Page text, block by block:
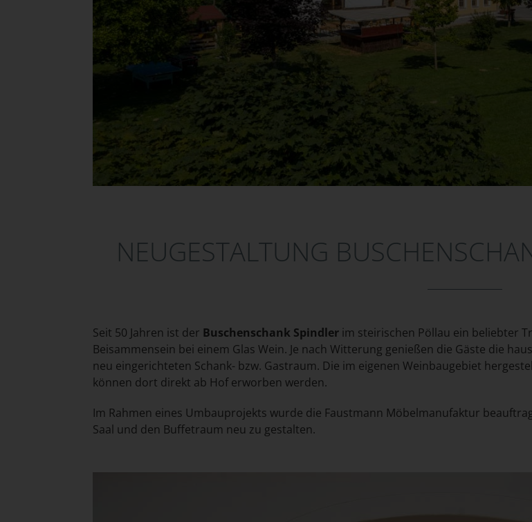
NEUGESTALTUNG
Seit 50 Jahren ist der Buschenschank Spindler im steirischen Pöllau ein beliebter
Beisammensein bei einem Glas Wein. Je nach Witterung genießen die Gäste die
neu eingerichteten Schank- bzw. Gastraum. Die im eigenen Weinbaugebiet
können dort direkt ab Hof erworben werden.
Im Rahmen eines Umbauprojekts wurde die Faustmann Möbelmanufaktur
Saal und den Buffetraum neu zu gestalten.